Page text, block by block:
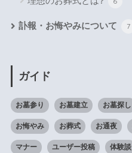
訃報・お悔やみについて 7
ガイド
お墓参り お墓建立 お墓探し
お悔やみ お葬式 お通夜
マナー ユーザー投稿 体験談